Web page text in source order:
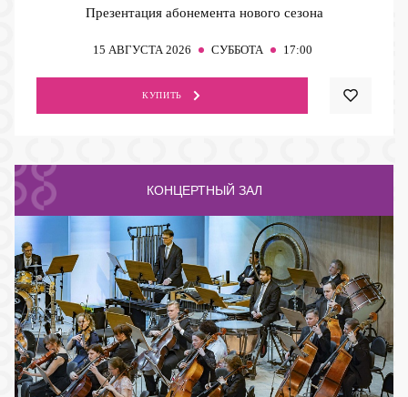
Презентация абонемента нового сезона
15 АВГУСТА 2026 СУББОТА 17:00
КУПИТЬ
КОНЦЕРТНЫЙ ЗАЛ